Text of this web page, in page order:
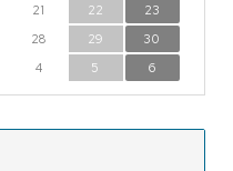
21 22
23
28 29
30
4 5 6